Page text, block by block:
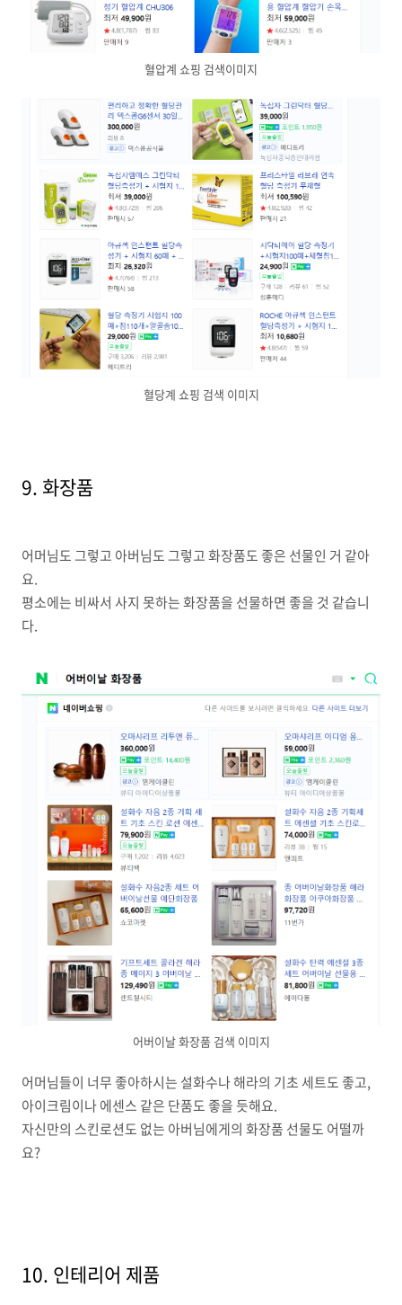
혈압계 쇼핑 검색이미지
혈당계 쇼핑 검색 이미지
9. 화장품
어머님도 그렇고 아버님도 그렇고 화장품도 좋은 선물인 거 같아
요.
평소에는 비싸서 사지 못하는 화장품을 선물하면 좋을 것 같습니
다.
어버이날 화장품 검색 이미지
어머님들이 너무 좋아하시는 설화수나 해라의 기초 세트도 좋고,
아이크림이나 에센스 같은 단품도 좋을 듯해요.
자신만의 스킨로션도 없는 아버님에게의 화장품 선물도 어떨까
요?
10. 인테리어 제품